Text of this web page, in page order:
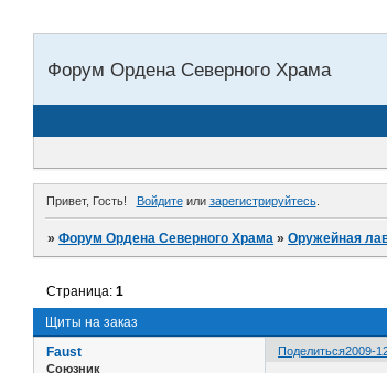
Форум Ордена Северного Храма
Привет, Гость! Войдитеили зарегистрируйтесь.
»Форум Ордена Северного Храма »Оружейная
Щиты на заказ
Страница:1
Поделиться2009-
Faust
Союзник